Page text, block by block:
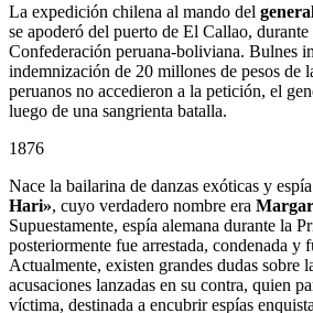
La expedición chilena al mando del
se apoderó del puerto de El Callao,
Confederación peruana-boliviana. Bulnes
indemnización de 20 millones de pesos de
peruanos no accedieron a la petición, el
luego de una sangrienta batalla.
1876
Nace la bailarina de danzas exóticas y
Hari», cuyo verdadero nombre era
Supuestamente, espía alemana durante la
posteriormente fue arrestada, condenada y
Actualmente, existen grandes dudas sobre
acusaciones lanzadas en su contra, quien
víctima, destinada a encubrir espías